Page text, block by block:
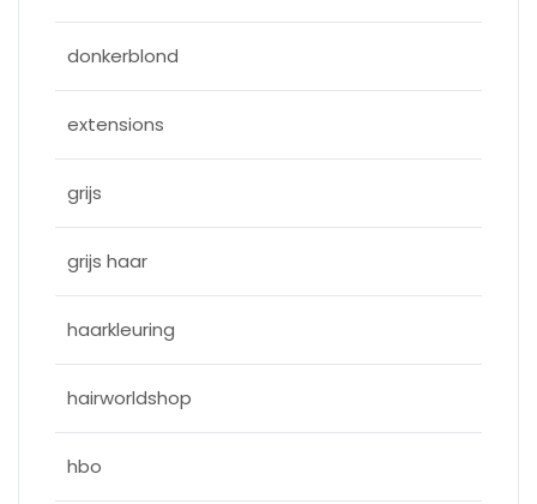
donkerblond
extensions
grijs
grijs haar
haarkleuring
hairworldshop
hbo